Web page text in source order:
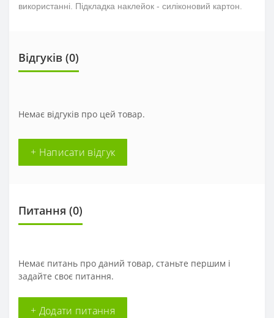
використанні. Підкладка наклейок - силіконовий картон.
Відгуків (0)
Немає відгуків про цей товар.
+ Написати відгук
Питання (0)
Немає питань про даний товар, станьте першим і
задайте своє питання.
+ Додати питання